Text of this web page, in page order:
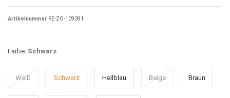
Artikelnummer RE-ZO-109391
Farbe: Schwarz
Weiß Schwarz Hellblau Beige Braun